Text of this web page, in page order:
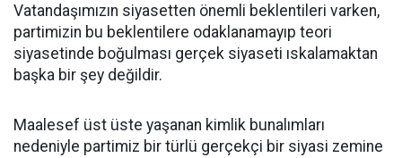
Vatandaşımızın siyasetten önemli beklentileri varken,
partimizin bu beklentilere odaklanamayıp teori
siyasetinde boğulması gerçek siyaseti ıskalamaktan
başka bir şey değildir.
Maalesef üst üste yaşanan kimlik bunalımları
nedeniyle partimiz bir türlü gerçekçi bir siyasi zemine